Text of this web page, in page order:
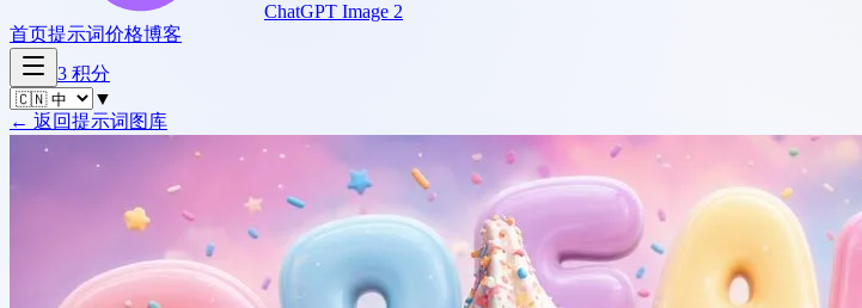
ChatGPT Image 2
首页提示词价格博客
3 积分
▼
← 返回提示词图库